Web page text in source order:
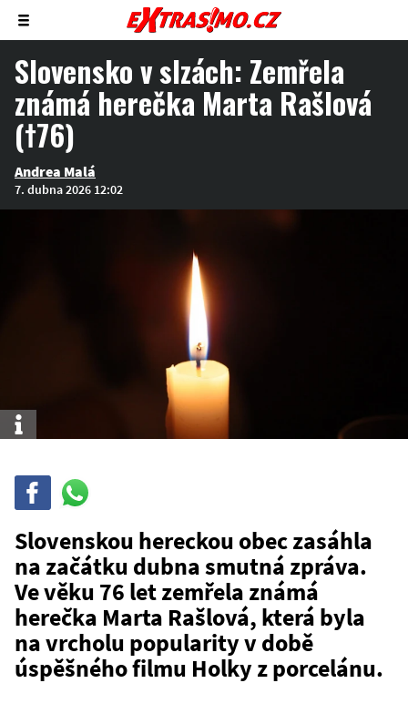
Zobrazit/skrýt
menu
Slovensko v slzách: Zemřela
známá herečka Marta Rašlová
(†76)
Andrea Malá
7. dubna 2026 12:02
Info
Sdílej
WhatsAppu
Slovenskou hereckou obec zasáhla
na začátku dubna smutná zpráva.
Ve věku 76 let zemřela známá
herečka Marta Rašlová, která byla
na vrcholu popularity v době
úspěšného filmu Holky z porcelánu.